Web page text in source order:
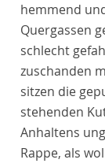
hemmend
Quergassen
schlecht
zuschanden
sitzen die
stehenden
Anhaltens
Rappe, als